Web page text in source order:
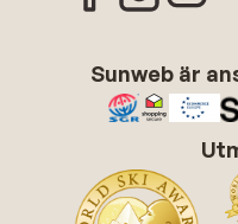
Sunweb är